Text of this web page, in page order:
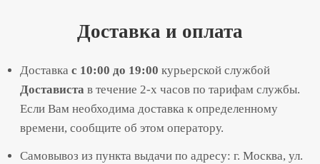
Доставка и оплата
Доставка с 10:00 до 19:00 курьерской службой
Достависта в течение 2-х часов по тарифам службы.
Если Вам необходима доставка к определенному
времени, сообщите об этом оператору.
Самовывоз из пункта выдачи по адресу: г. Москва, ул.